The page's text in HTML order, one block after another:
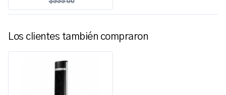
Los clientes también compraron